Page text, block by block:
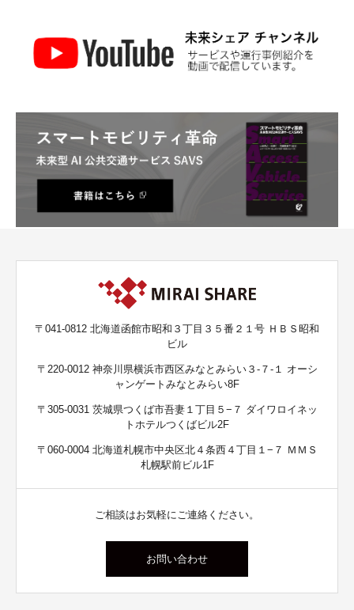
〒041-0812 北海道函館市昭和３丁目３５番２１号 ＨＢＳ昭和
ビル
〒220-0012 神奈川県横浜市西区みなとみらい３-７-１ オーシ
ャンゲートみなとみらい8F
〒305-0031 茨城県つくば市吾妻１丁目５−７ ダイワロイネッ
トホテルつくばビル2F
〒060-0004 北海道札幌市中央区北４条西４丁目１−７ ＭＭＳ
札幌駅前ビル1F
ご相談はお気軽にご連絡ください。
お問い合わせ